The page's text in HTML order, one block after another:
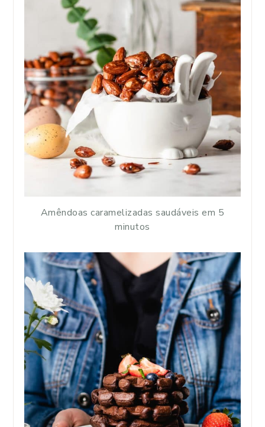
Amêndoas caramelizadas saudáveis em 5
minutos